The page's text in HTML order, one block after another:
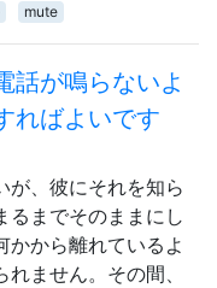
mute
話が鳴らないよ
ればよいです
が、彼にそれを知ら
るまでそのままにし
かから離れているよ
ません。その間、